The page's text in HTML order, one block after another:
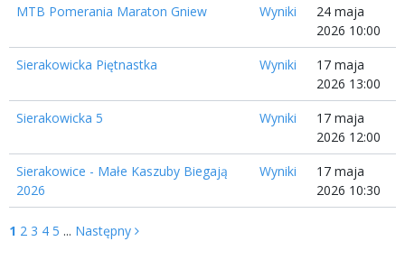
MTB Pomerania Maraton Gniew
Wyniki
24 maja
2026 10:00
Sierakowicka Piętnastka
Wyniki
17 maja
2026 13:00
Sierakowicka 5
Wyniki
17 maja
2026 12:00
Sierakowice - Małe Kaszuby Biegają
2026
Wyniki
17 maja
2026 10:30
1 2 3 4 5 ... Następny Następny